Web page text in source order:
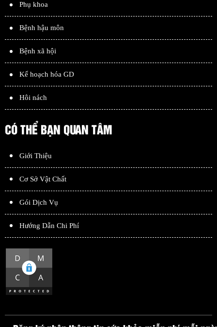
Phụ khoa
Bệnh hậu môn
Bệnh xã hội
Kế hoạch hóa GD
Hôi nách
CÓ THỂ BẠN QUAN TÂM
Giới Thiệu
Cơ Sở Vật Chất
Gói Dịch Vụ
Hướng Dẫn Chi Phí